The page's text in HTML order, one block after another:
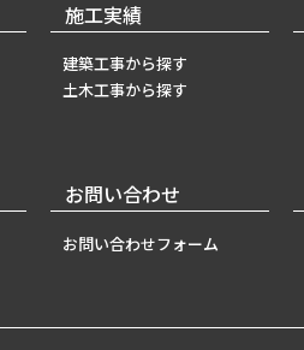
施工実績
建築工事から探す
土木工事から探す
お問い合わせ
お問い合わせフォーム